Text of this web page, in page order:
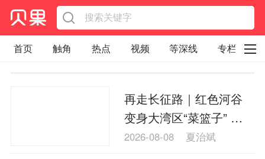
首页 触角 热点 视频 等深线 专栏
商学院
报纸视频
经济史话
再走长征路｜红色河谷
变身大湾区“菜篮子” 黔
南龙里余下村的“共富密
2026-08-08 夏治斌